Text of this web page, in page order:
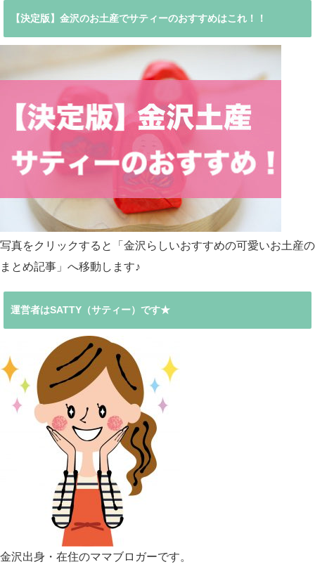
【決定版】金沢のお土産でサティーのおすすめはこれ！！
写真をクリックすると「金沢らしいおすすめの可愛いお土産の
まとめ記事」へ移動します♪
運営者はSATTY（サティー）です★
金沢出身・在住のママブロガーです。